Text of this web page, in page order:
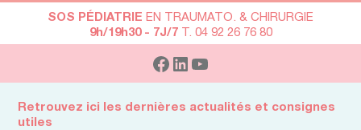
SOS PÉDIATRIE EN TRAUMATO. & CHIRURGIE
9h/19h30 - 7J/7T. 04 92 26 76 80
Retrouvez ici les dernières actualités et consignes
utiles